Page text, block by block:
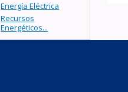
Energía Eléctrica
Recursos
Energéticos...